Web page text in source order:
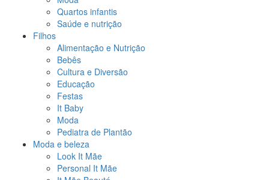
Quartos infantis
Saúde e nutrição
Filhos
Alimentação e Nutrição
Bebês
Cultura e Diversão
Educação
Festas
It Baby
Moda
Pediatra de Plantão
Moda e beleza
Look It Mãe
Personal It Mãe